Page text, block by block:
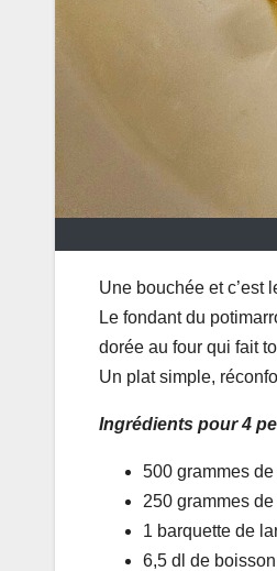
Une bouchée et c’est
Le fondant du
dorée au four qui fait
Un plat simple,
Ingrédients pour 4
500 grammes
250 grammes
1 barquette de
6,5 dl de